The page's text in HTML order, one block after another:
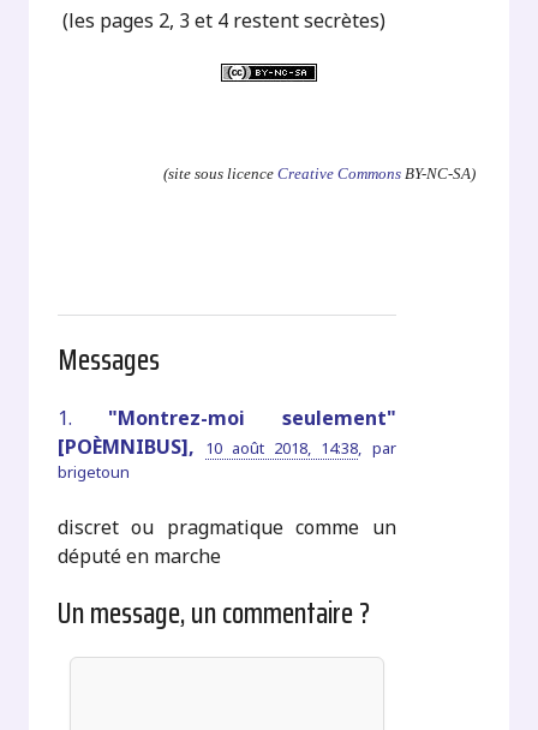
(les pages 2, 3 et 4 restent secrètes)
(site sous licence Creative CommonsBY-NC-SA)
Messages
1.
"Montrez-moi seulement"
[POÈMNIBUS],
10 août 2018, 14:38, par
brigetoun
discret ou pragmatique comme un
député en marche
Un message, un commentaire ?